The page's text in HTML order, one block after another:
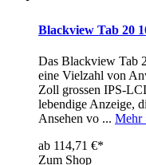
Blackview Tab 20
Das Blackview Tab
eine Vielzahl von
Zoll grossen IPS-
lebendige Anzeige,
Ansehen vo ... Mehr
ab 114,71 €*
Zum Shop